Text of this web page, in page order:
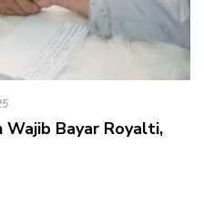
Wajib Bayar Royalti,